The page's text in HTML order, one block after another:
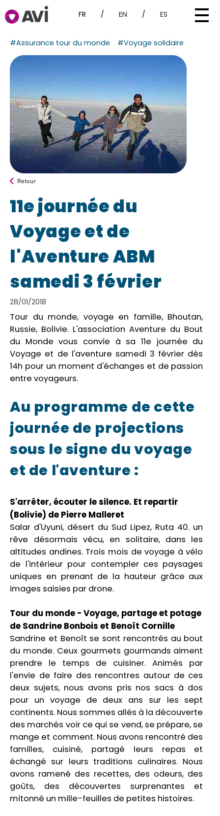
FR / EN / ES
#Assurance tour du monde #Voyage solidaire
Retour
11e journée du
Voyage et de
l'Aventure ABM
samedi 3 février
28/01/2018
Tour du monde, voyage en famille, Bhoutan,
Russie, Bolivie. L'association Aventure du Bout
du Monde vous convie à sa 11e journée du
Voyage et de l'aventure samedi 3 février dès
14h pour un moment d'échanges et de passion
entre voyageurs.
Au programme de cette
journée de projections
sous le signe du voyage
et de l'aventure :
S'arrêter, écouter le silence. Et repartir
(Bolivie) de Pierre Malleret
Salar d'Uyuni, désert du Sud Lipez, Ruta 40. un
rêve désormais vécu, en solitaire, dans les
altitudes andines. Trois mois de voyage à vélo
de l'intérieur pour contempler ces paysages
uniques en prenant de la hauteur grâce aux
images saisies par drone.
Tour du monde - Voyage, partage et potage
de Sandrine Bonbois et Benoît Cornille
Sandrine et Benoît se sont rencontrés au bout
du monde. Ceux gourmets gourmands aiment
prendre le temps de cuisiner. Animés par
l'envie de faire des rencontres autour de ces
deux sujets, nous avons pris nos sacs à dos
pour un voyage de deux ans sur les sept
continents. Nous sommes allés à la découverte
des marchés voir ce qui se vend, se prépare, se
mange et comment. Nous avons rencontré des
familles, cuisiné, partagé leurs repas et
échangé sur leurs traditions culinaires. Nous
avons ramené des recettes, des odeurs, des
goûts, des découvertes surprenantes et
mitonné un mille-feuilles de petites histoires.